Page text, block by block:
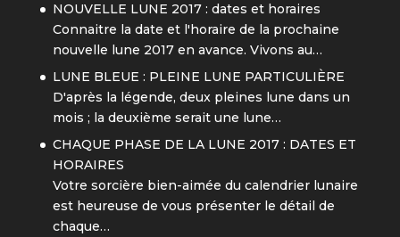
NOUVELLE LUNE 2017 : dates et horaires
Connaitre la date et l'horaire de la prochaine
nouvelle lune 2017 en avance. Vivons au…
LUNE BLEUE : PLEINE LUNE PARTICULIÈRE
D'après la légende, deux pleines lune dans un
mois ; la deuxième serait une lune…
CHAQUE PHASE DE LA LUNE 2017 : DATES ET
HORAIRES
Votre sorcière bien-aimée du calendrier lunaire
est heureuse de vous présenter le détail de
chaque…